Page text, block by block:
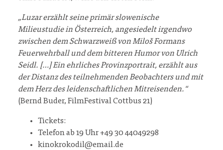
„Luzar erzählt seine primär slowenische
Milieustudie in Österreich, angesiedelt irgendwo
zwischen dem Schwarzweiß von Miloš Formans
Feuerwehrball und dem bitteren Humor von Ulrich
Seidl. […] Ein ehrliches Provinzportrait, erzählt aus
der Distanz des teilnehmenden Beobachters und mit
dem Herz des leidenschaftlichen Mitreisenden.“
(Bernd Buder, FilmFestival Cottbus 21)
Tickets:
Telefon ab 19 Uhr +49 30 44049298
kinokrokodil@email.de